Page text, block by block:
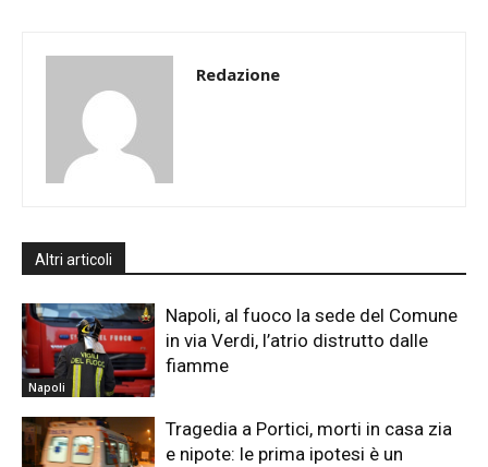
Redazione
Altri articoli
Napoli
Napoli, al fuoco la sede del Comune
in via Verdi, l’atrio distrutto dalle
fiamme
Tragedia a Portici, morti in casa zia
e nipote: le prima ipotesi è un